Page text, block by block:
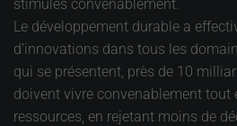
stimulés convenablement.
Le développement durable a
d’innovations dans tous les
qui se présentent, près de 10
doivent vivre convenablement tout
ressources, en rejetant moins de